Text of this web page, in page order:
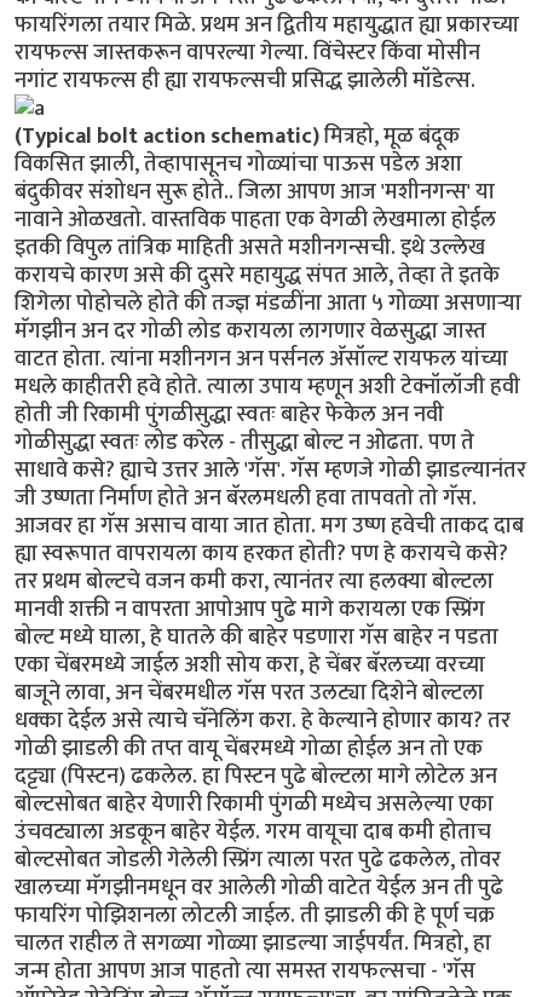
फायरिंगला तयार मिळे. प्रथम अन द्वितीय महायुद्धात ह्या प्रकारच्या
रायफल्स जास्तकरून वापरल्या गेल्या. विंचेस्टर किंवा मोसीन
नगांट रायफल्स ही ह्या रायफल्सची प्रसिद्ध झालेली मॉडेल्स.
(Typical bolt action schematic)मित्रहो, मूळ बंदूक
विकसित झाली, तेव्हापासूनच गोळ्यांचा पाऊस पडेल अशा
बंदुकीवर संशोधन सुरू होते.. जिला आपण आज 'मशीनगन्स' या
नावाने ओळखतो. वास्तविक पाहता एक वेगळी लेखमाला होईल
इतकी विपुल तांत्रिक माहिती असते मशीनगन्सची. इथे उल्लेख
करायचे कारण असे की दुसरे महायुद्ध संपत आले, तेव्हा ते इतके
शिगेला पोहोचले होते की तज्ज्ञ मंडळींना आता ५ गोळ्या असणार्‍या
मॅगझीन अन दर गोळी लोड करायला लागणार वेळसुद्धा जास्त
वाटत होता. त्यांना मशीनगन अन पर्सनल अ‍ॅसॉल्ट रायफल यांच्या
मधले काहीतरी हवे होते. त्याला उपाय म्हणून अशी टेक्नॉलॉजी हवी
होती जी रिकामी पुंगळीसुद्धा स्वतः बाहेर फेकेल अन नवी
गोळीसुद्धा स्वतः लोड करेल - तीसुद्धा बोल्ट न ओढता. पण ते
साधावे कसे? ह्याचे उत्तर आले 'गॅस'. गॅस म्हणजे गोळी झाडल्यानंतर
जी उष्णता निर्माण होते अन बॅरलमधली हवा तापवतो तो गॅस.
आजवर हा गॅस असाच वाया जात होता. मग उष्ण हवेची ताकद दाब
ह्या स्वरूपात वापरायला काय हरकत होती? पण हे करायचे कसे?
तर प्रथम बोल्टचे वजन कमी करा, त्यानंतर त्या हलक्या बोल्टला
मानवी शक्ती न वापरता आपोआप पुढे मागे करायला एक स्प्रिंग
बोल्ट मध्ये घाला, हे घातले की बाहेर पडणारा गॅस बाहेर न पडता
एका चेंबरमध्ये जाईल अशी सोय करा, हे चेंबर बॅरलच्या वरच्या
बाजूने लावा, अन चेंबरमधील गॅस परत उलट्या दिशेने बोल्टला
धक्का देईल असे त्याचे चॅनेलिंग करा. हे केल्याने होणार काय? तर
गोळी झाडली की तप्त वायू चेंबरमध्ये गोळा होईल अन तो एक
दट्ट्या (पिस्टन) ढकलेल. हा पिस्टन पुढे बोल्टला मागे लोटेल अन
बोल्टसोबत बाहेर येणारी रिकामी पुंगळी मध्येच असलेल्या एका
उंचवट्याला अडकून बाहेर येईल. गरम वायूचा दाब कमी होताच
बोल्टसोबत जोडली गेलेली स्प्रिंग त्याला परत पुढे ढकलेल, तोवर
खालच्या मॅगझीनमधून वर आलेली गोळी वाटेत येईल अन ती पुढे
फायरिंग पोझिशनला लोटली जाईल. ती झाडली की हे पूर्ण चक्र
चालत राहील ते सगळ्या गोळ्या झाडल्या जाईपर्यंत. मित्रहो, हा
जन्म होता आपण आज पाहतो त्या समस्त रायफल्सचा - 'गॅस